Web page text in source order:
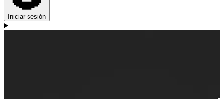
Iniciar sesión